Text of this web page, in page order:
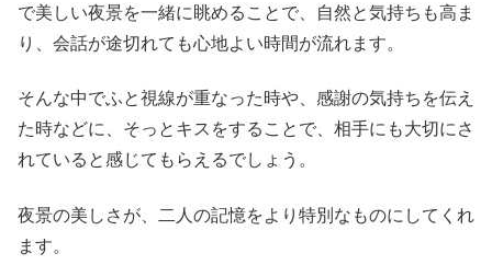
で美しい夜景を一緒に眺めることで、自然と気持ちも高ま
り、会話が途切れても心地よい時間が流れます。
そんな中でふと視線が重なった時や、感謝の気持ちを伝え
た時などに、そっとキスをすることで、相手にも大切にさ
れていると感じてもらえるでしょう。
夜景の美しさが、二人の記憶をより特別なものにしてくれ
ます。